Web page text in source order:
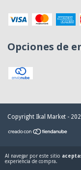
Al navegar por este sitio
experiencia de compra.
Opciones de
Copyright Ikal Market -